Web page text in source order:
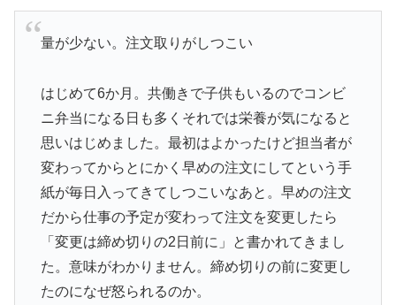
量が少ない。注文取りがしつこい
はじめて6か月。共働きで子供もいるのでコンビ
ニ弁当になる日も多くそれでは栄養が気になると
思いはじめました。最初はよかったけど担当者が
変わってからとにかく早めの注文にしてという手
紙が毎日入ってきてしつこいなあと。早めの注文
だから仕事の予定が変わって注文を変更したら
「変更は締め切りの2日前に」と書かれてきまし
た。意味がわかりません。締め切りの前に変更し
たのになぜ怒られるのか。